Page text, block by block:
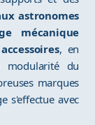
astronomes
mécanique
, en
modularité du
marques
s'effectue avec